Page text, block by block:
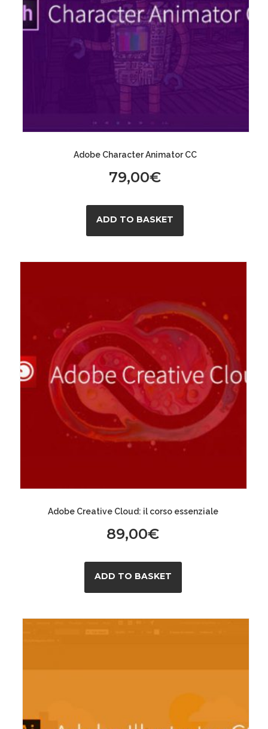
Adobe Character Animator CC
79,00€
ADD TO BASKET
Adobe Creative Cloud: il corso essenziale
89,00€
ADD TO BASKET